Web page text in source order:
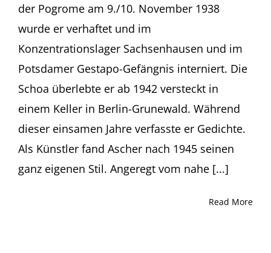
der Pogrome am 9./10. November 1938
wurde er verhaftet und im
Konzentrationslager Sachsenhausen und im
Potsdamer Gestapo-Gefängnis interniert. Die
Schoa überlebte er ab 1942 versteckt in
einem Keller in Berlin-Grunewald. Während
dieser einsamen Jahre verfasste er Gedichte.
Als Künstler fand Ascher nach 1945 seinen
ganz eigenen Stil. Angeregt vom nahe [...]
Read More